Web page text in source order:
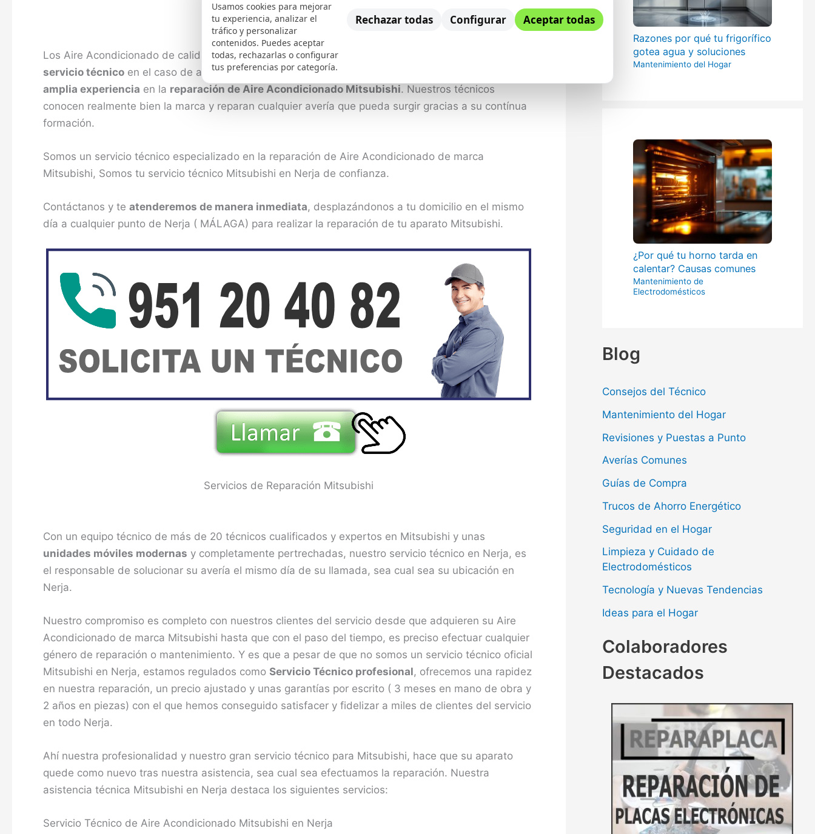
Los Aire Acondicionado de calidad elaborados por Mitsubishi necesitan contar con un
servicio técnico en el caso de avería. Nuestro servicio dereparación en Nerja
amplia experiencia en la reparación de Aire Acondicionado Mitsubishi. Nuestros técnicos
conocen realmente bien la marca y reparan cualquier avería que pueda surgir gracias a su contínua
formación.
Somos un servicio técnico especializado en la reparación de Aire Acondicionado de marca
Mitsubishi, Somos tu servicio técnico Mitsubishi en Nerja de confianza.
Contáctanos y te atenderemos de manera inmediata, desplazándonos a tu domicilio en el mismo
día a cualquier punto de Nerja ( MÁLAGA) para realizar la reparación de tu aparato Mitsubishi.
Servicios de Reparación Mitsubishi
Con un equipo técnico de más de 20 técnicos cualificados y expertos en Mitsubishi y unas
unidades móviles modernas y completamente pertrechadas, nuestro servicio técnico en Nerja, es
el responsable de solucionar su avería el mismo día de su llamada, sea cual sea su ubicación en
Nerja.
Nuestro compromiso es completo con nuestros clientes del servicio desde que adquieren su Aire
Acondicionado de marca Mitsubishi hasta que con el paso del tiempo, es preciso efectuar cualquier
género de reparación o mantenimiento. Y es que a pesar de que no somos un servicio técnico oficial
Mitsubishi en Nerja, estamos regulados como Servicio Técnico profesional, ofrecemos una rapidez
en nuestra reparación, un precio ajustado y unas garantías por escrito ( 3 meses en mano de obra y
2 años en piezas) con el que hemos conseguido satisfacer y fidelizar a miles de clientes del servicio
en todo Nerja.
Ahí nuestra profesionalidad y nuestro gran servicio técnico para Mitsubishi, hace que su aparato
quede como nuevo tras nuestra asistencia, sea cual sea efectuamos la reparación. Nuestra
asistencia técnica Mitsubishi en Nerja destaca los siguientes servicios:
Servicio Técnico de Aire Acondicionado Mitsubishi en Nerja
Razones por qué tu frigorífico
gotea agua y soluciones
Mantenimiento del Hogar
¿Por qué tu horno tarda en
calentar? Causas comunes
Mantenimiento de
Electrodomésticos
Blog
Consejos del Técnico
Mantenimiento del Hogar
Revisiones y Puestas a Punto
Averías Comunes
Guías de Compra
Trucos de Ahorro Energético
Seguridad en el Hogar
Limpieza y Cuidado de
Electrodomésticos
Tecnología y Nuevas Tendencias
Ideas para el Hogar
Colaboradores
Destacados
Usamos cookies para mejorar
tu experiencia, analizar el
tráfico y personalizar
contenidos. Puedes aceptar
todas, rechazarlas o configurar
tus preferencias por categoría.
Rechazar todas Configurar Aceptar todas